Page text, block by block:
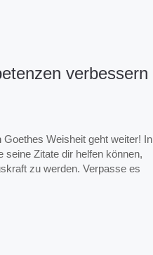
verbessern
Weisheit geht weiter! In
seine Zitate dir helfen können,
zu werden. Verpasse es